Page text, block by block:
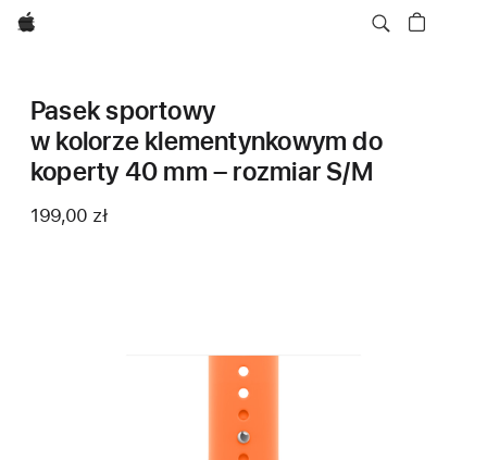
Apple
Pasek sportowy
w kolorze klementynkowym do
koperty 40 mm – rozmiar S/M
199,00 zł